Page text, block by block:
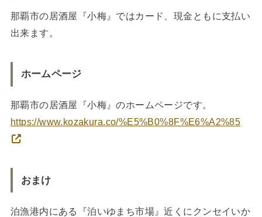
那覇市の居酒屋『小梅』ではカード、現金ともに支払い
出来ます。
ホームページ
那覇市の居酒屋『小梅』のホームページです。
https://www.kozakura.co/%E5%B0%8F%E6%A2%85
おまけ
泊漁港内にある『泊いゆまち市場』近くにクンセイいか